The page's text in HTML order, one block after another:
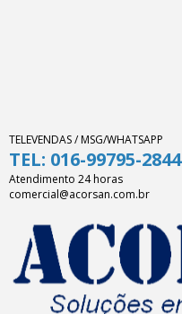
TELEVENDAS / MSG/WHATSAPP
TEL: 016-99795-2844
Atendimento 24 horas
comercial@acorsan.com.br